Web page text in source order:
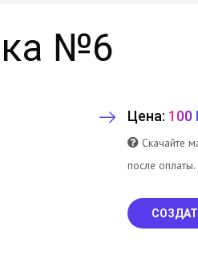
№6
Цена: 100
Скачайте
после оплаты.